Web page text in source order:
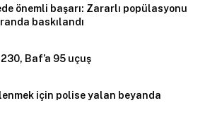
önemli başarı: Zararlı popülasyonu
baskılandı
Baf’a 95 uçuş
için polise yalan beyanda